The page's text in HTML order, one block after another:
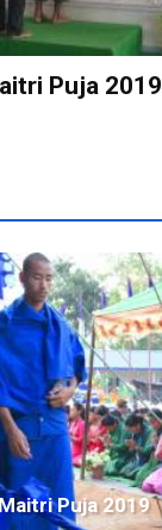
Puja 2019
Puja 2019